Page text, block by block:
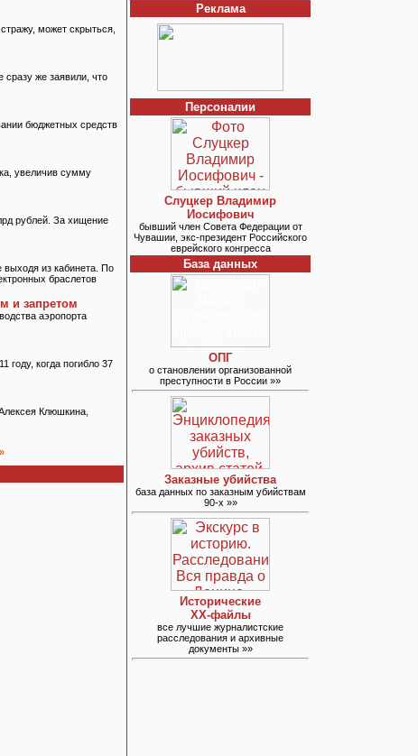
может скрыться,
же заявили, что
бюджетных средств
увеличив сумму
рублей. За хищение
из кабинета. По
браслетов
и запретом
аэропорта
году, когда погибло 37
Клюшкина,
Реклама
Персоналии
Слуцкер Владимир
Иосифович
бывший член Совета Федерации от
Чувашии, экс-президент Российского
еврейского конгресса
База данных
ОПГ
о становлении организованной
преступности в России »»
Заказные убийства
база данных по заказным убийствам
90-х »»
Исторические
ХХ-файлы
все лучшие журналистские
расследования и архивные
документы »»